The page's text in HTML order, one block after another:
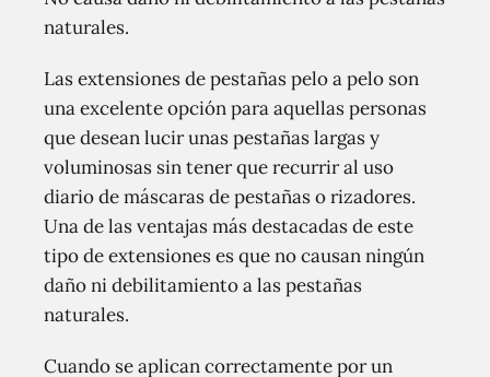
naturales.
Las extensiones de pestañas pelo a pelo son
una excelente opción para aquellas personas
que desean lucir unas pestañas largas y
voluminosas sin tener que recurrir al uso
diario de máscaras de pestañas o rizadores.
Una de las ventajas más destacadas de este
tipo de extensiones es que no causan ningún
daño ni debilitamiento a las pestañas
naturales.
Cuando se aplican correctamente por un